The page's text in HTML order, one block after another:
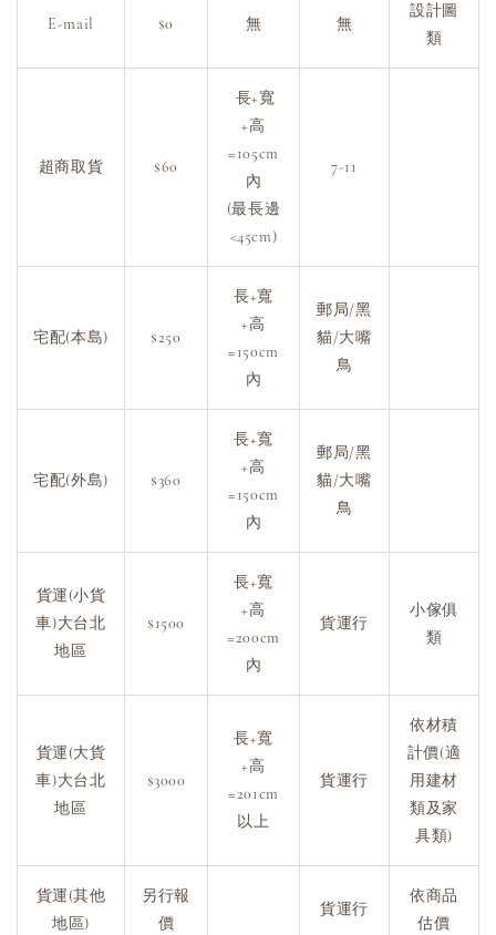
E-mail $0 無 無
設計圖
類
超商取貨 $60
長+寬
+高
=105cm
內
(最長邊
<45cm)
7-11
宅配(本島) $250
長+寬
+高
=150cm
內
郵局/黑
貓/大嘴
鳥
宅配(外島) $360
長+寬
+高
=150cm
內
郵局/黑
貓/大嘴
鳥
貨運(小貨
車)大台北
地區
$1500
長+寬
+高
=200cm
內
貨運行
小傢俱
類
貨運(大貨
車)大台北
地區
$3000
長+寬
+高
=201cm
以上
貨運行
依材積
計價(適
用建材
類及家
具類)
貨運(其他
地區)
另行報
價
貨運行
依商品
估價